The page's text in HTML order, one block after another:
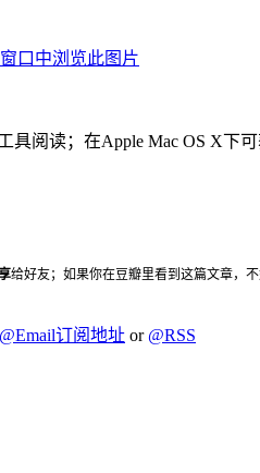
具阅读；在Apple Mac OS X下
给好友；如果你在豆瓣里看到这篇文章，
@Email订阅地址 or @RSS